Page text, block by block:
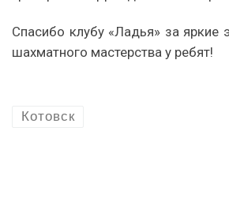
Спасибо клубу «Ладья» за яркие
шахматного мастерства у ребят!
Котовск